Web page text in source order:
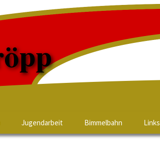
Jugendarbeit Bimmelbahn Links